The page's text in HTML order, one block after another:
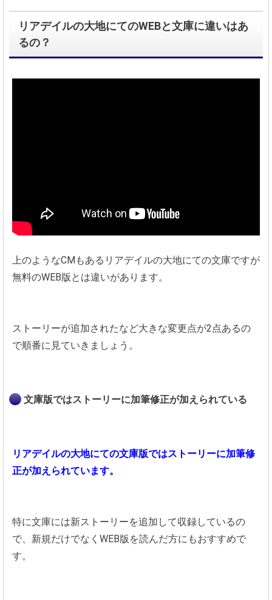
リアデイルの大地にてのWEBと文庫に違いはあ
るの？
上のようなCMもあるリアデイルの大地にての文庫ですが
無料のWEB版とは違いがあります。
ストーリーが追加されたなど大きな変更点が2点あるの
で順番に見ていきましょう。
文庫版ではストーリーに加筆修正が加えられている
リアデイルの大地にての文庫版ではストーリーに加筆修
正が加えられています。
特に文庫には新ストーリーを追加して収録しているの
で、新規だけでなくWEB版を読んだ方にもおすすめで
す。